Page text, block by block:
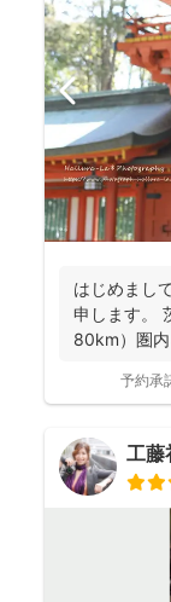
はじめまし
申します。
80km）圏
予約承
工藤